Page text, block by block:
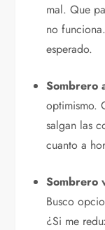
mal. Que
no
esperado.
Sombrero
optimismo.
salgan las
cuanto a
Sombrero
Busco
¿Si me